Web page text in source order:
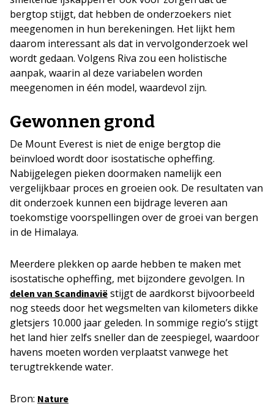
bergtop stijgt, dat hebben de onderzoekers niet
meegenomen in hun berekeningen. Het lijkt hem
daarom interessant als dat in vervolgonderzoek wel
wordt gedaan. Volgens Riva zou een holistische
aanpak, waarin al deze variabelen worden
meegenomen in één model, waardevol zijn.
Gewonnen grond
De Mount Everest is niet de enige bergtop die
beïnvloed wordt door isostatische opheffing.
Nabijgelegen pieken doormaken namelijk een
vergelijkbaar proces en groeien ook. De resultaten van
dit onderzoek kunnen een bijdrage leveren aan
toekomstige voorspellingen over de groei van bergen
in de Himalaya.
Meerdere plekken op aarde hebben te maken met
isostatische opheffing, met bijzondere gevolgen. In
delen van Scandinavië stijgt de aardkorst bijvoorbeeld
nog steeds door het wegsmelten van kilometers dikke
gletsjers 10.000 jaar geleden. In sommige regio’s stijgt
het land hier zelfs sneller dan de zeespiegel, waardoor
havens moeten worden verplaatst vanwege het
terugtrekkende water.
Bron: Nature